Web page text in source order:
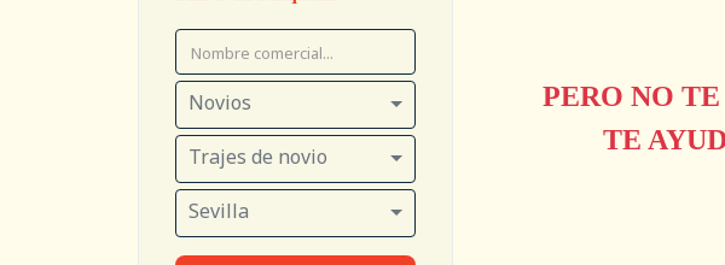
Novios
Trajes de novio
Sevilla
PERO NO
TE